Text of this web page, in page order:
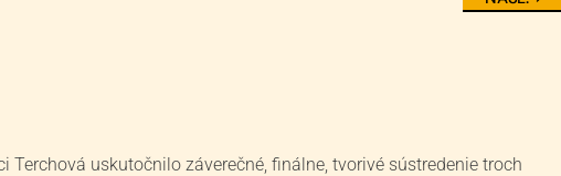
Terchová uskutočnilo záverečné, finálne, tvorivé sústredenie troch